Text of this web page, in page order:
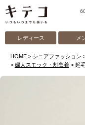
レディース メ
HOME シニアファッション
婦人スモック・割烹着
起